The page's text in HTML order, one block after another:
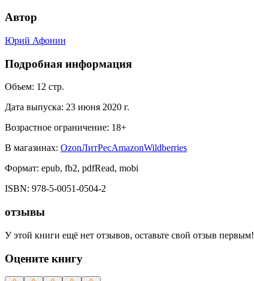
Автор
Юрий Афонин
Подробная информация
Объем: 12 стр.
Дата выпуска: 23 июня 2020 г.
Возрастное ограничение: 18+
В магазинах: OzonЛитРесAmazonWildberries
Формат: epub, fb2, pdfRead, mobi
ISBN: 978-5-0051-0504-2
отзывы
У этой книги ещё нет отзывов, оставьте свой отзыв первым!
Оцените книгу